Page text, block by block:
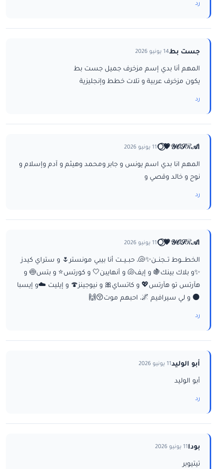
رد
جست بط14 يونيو 2026
المهم أنا بدي إسم مزخرف جميل جست بط
يكون مزخرف عربية و تلات خطط وإنجليزية
رد
ا𝒴𝒪𝒮ℛ𝒜💗⃝🌕 11 يونيو 2026
المهم انا بدي اسم يونس و جابر ومحمد وهيثم و آدم وإسلام و
نوح و خالد وقصي و
رد
ا𝒴𝒪𝒮ℛ𝒜💗⃝🌕 11 يونيو 2026
الخطـــوط تــجنــن✨🐚، حبــيــت أنا بيبي مونستر🌷 و ستراي كيدز
✨و بلاك بينك🍇 و إيف🐚 و أنهايبن🤍 و كورتس⭐ و بتس🍥 و
هآرتس تو هآرتس💖 و كاتساي🎀 و نيوجينز🍄 و إيليت ☁️و إيسبا
🌑 و لي سيرافيم 🌌، احبهم موت😚🙌
رد
أبو الوليد11 يونيو 2026
أبو الوليد
رد
بودا11 يونيو 2026
تيتيوبر